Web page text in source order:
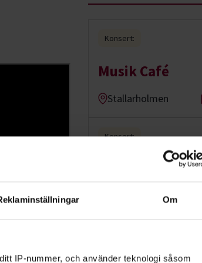
Om
IP-nummer, och använder teknologi såsom
av
den här
Konsert:
Musik Café
Stallarholmen
Konsert:
Musik Café
Stallarholmen